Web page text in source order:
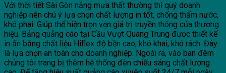
Với thời tiết Sài Gòn nắng mưa thất thường thì quý doanh
nghiệp nên chú ý lựa chọn chất lượng in tốt, chống thấm nước,
khó phai. Giúp thể hiện trọn vẹn giá trị truyền thông của thương
hiệu. Bảng quảng cáo tại Cầu Vượt Quang Trung được thiết kế
in ấn bằng chất liệu Hiflex độ bền cao, khó khai, khó rách. Đây
là lựa chọn an toàn cho doanh nghiệp. Ngoài ra, vào ban đêm
chúng tôi trang bị thêm hệ thống đèn chiếu sáng chất lượng